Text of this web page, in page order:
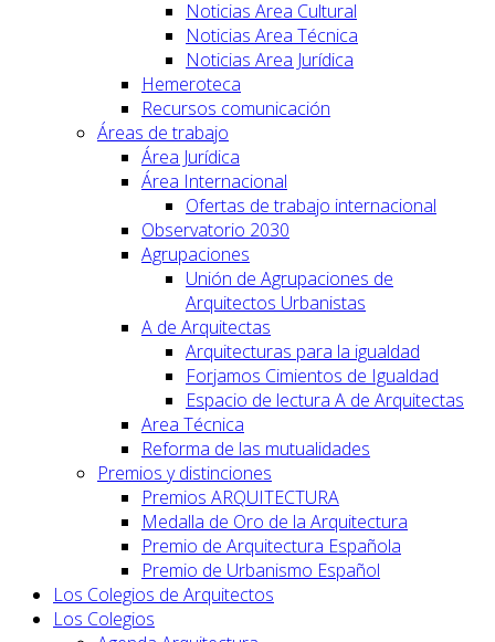
Noticias Area Cultural
Noticias Area Técnica
Noticias Area Jurídica
Hemeroteca
Recursos comunicación
Áreas de trabajo
Área Jurídica
Área Internacional
Ofertas de trabajo internacional
Observatorio 2030
Agrupaciones
Unión de Agrupaciones de
Arquitectos Urbanistas
A de Arquitectas
Arquitecturas para la igualdad
Forjamos Cimientos de Igualdad
Espacio de lectura A de Arquitectas
Area Técnica
Reforma de las mutualidades
Premios y distinciones
Premios ARQUITECTURA
Medalla de Oro de la Arquitectura
Premio de Arquitectura Española
Premio de Urbanismo Español
Los Colegios de Arquitectos
Los Colegios